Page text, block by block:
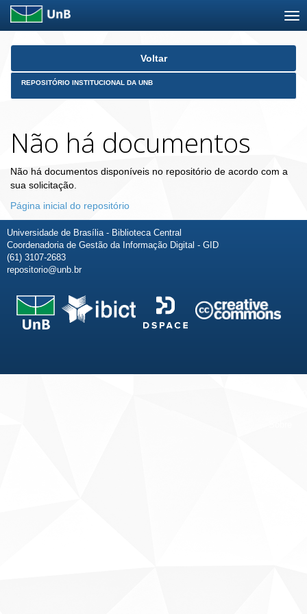
Skip
Voltar
REPOSITÓRIO INSTITUCIONAL DA UNB
Não há documentos
Não há documentos disponíveis no repositório de acordo com a
sua solicitação.
Página inicial do repositório
Universidade de Brasília - Biblioteca Central
Coordenadoria de Gestão da Informação Digital - GID
(61) 3107-2683
repositorio@unb.br